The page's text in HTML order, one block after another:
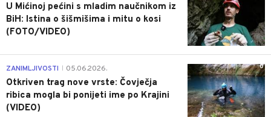
U Mićinoj pećini s mladim naučnikom iz
BiH: Istina o šišmišima i mitu o kosi
(FOTO/VIDEO)
0
ZANIMLJIVOSTI 05.06.2026.
Otkriven trag nove vrste: Čovječja
ribica mogla bi ponijeti ime po Krajini
(VIDEO)